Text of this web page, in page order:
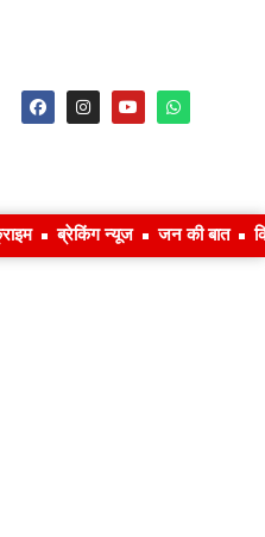
ब्रेकिंग न्यूज जन की बात